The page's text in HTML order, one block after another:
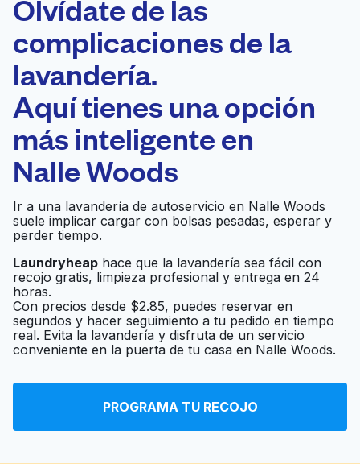
Programa tu recogida
0 min
Recojo y entrega
casa
Abierto 24/7
Laundry
Ir al sitio web
Garnett Lewis
Cleaners
Ir al sitio web
Reid's Cleaners &
Laundry
Ir al sitio web
Jack Brown Cleaners Ir al sitio web
Olvídate de las
complicaciones de la
lavandería.
Aquí tienes una opción
más inteligente en
Nalle Woods
Ir a una lavandería de autoservicio en Nalle Woods
suele implicar cargar con bolsas pesadas, esperar y
perder tiempo.
Laundryheap hace que la lavandería sea fácil con
recojo gratis, limpieza profesional y entrega en 24
horas.
Con precios desde $2.85, puedes reservar en
segundos y hacer seguimiento a tu pedido en tiempo
real. Evita la lavandería y disfruta de un servicio
conveniente en la puerta de tu casa en Nalle Woods.
PROGRAMA TU RECOJO